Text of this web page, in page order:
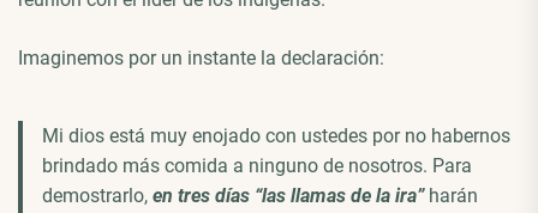
Imaginemos por un instante la declaración:
Mi dios está muy enojado con ustedes por no habernos
brindado más comida a ninguno de nosotros. Para
demostrarlo, en tres días “las llamas de la ira”harán